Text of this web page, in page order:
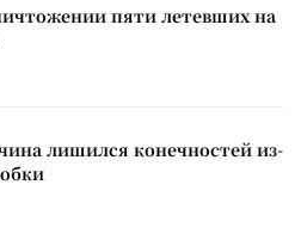
пяти летевших на
лишился конечностей из-